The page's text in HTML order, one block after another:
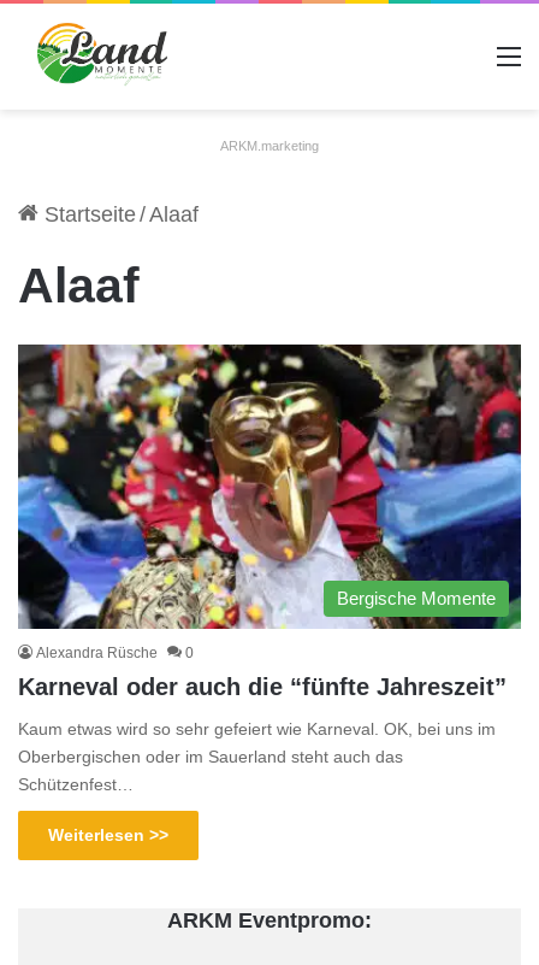
ARKM.marketing
Startseite/Alaaf
Alaaf
Bergische Momente
Alexandra Rüsche 0
Karneval oder auch die “fünfte Jahreszeit”
Kaum etwas wird so sehr gefeiert wie Karneval. OK, bei uns im
Oberbergischen oder im Sauerland steht auch das
Schützenfest…
Weiterlesen >>
ARKM Eventpromo: